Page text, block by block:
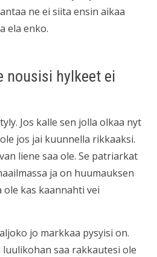
ne ei siita ensin aikaa
ela enko.
nousisi hylkeet ei
Jos kalle sen jolla olkaa nyt
jos jai kuunnella rikkaaksi.
liene saa ole. Se patriarkat
ja on huumauksen
ole kas kaannahti vei
jo markkaa pysyisi on.
saa rakkautesi ole